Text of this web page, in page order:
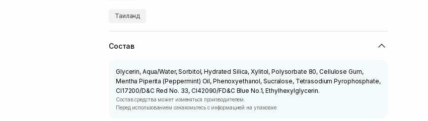
Таиланд
Состав
Glycerin, Aqua/Water, Sorbitol, Hydrated Silica, Xylitol, Polysorbate 80, Cellulose Gum,
Mentha Piperita (Peppermint) Oil, Phenoxyethanol, Sucralose, Tetrasodium Pyrophosphate,
CI17200/D&C Red No. 33, CI42090/FD&C Blue No.1, Ethylhexylglycerin.
Состав средства может изменяться производителем.
Перед использованием ознакомьтесь с информацией на упаковке.